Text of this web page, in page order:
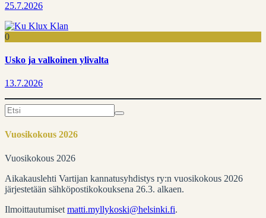
25.7.2026
0
Usko ja valkoinen ylivalta
13.7.2026
Search
for:
Vuosikokous 2026
Vuosikokous 2026
Aikakauslehti Vartijan kannatusyhdistys ry:n vuosikokous 2026
järjestetään sähköpostikokouksena 26.3. alkaen.
Ilmoittautumiset matti.myllykoski@helsinki.fi.